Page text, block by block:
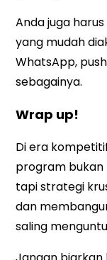
Anda juga
yang mudah
WhatsApp,
sebagainya.
Wrap up!
Di era
program bukan
tapi strategi
dan
saling